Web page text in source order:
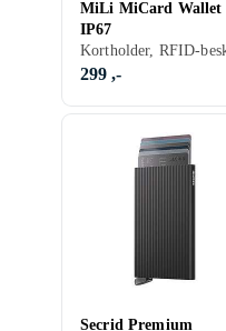
MiLi MiCard Wallet
IP67
299 ,-
Secrid Premium